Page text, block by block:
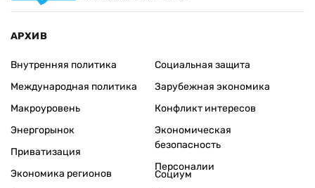
АРХИВ
Внутренняя политика
Международная политика
Макроуровень
Энергорынок
Приватизация
Экономика регионов
Социальная защита
Зарубежная экономика
Конфликт интересов
Экономическая
безопасность
Персоналии
Социум